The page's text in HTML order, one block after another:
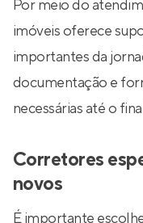
Por meio do
imóveis oferece
importantes da
documentação e
necessárias até o
Corretores
novos
É importante